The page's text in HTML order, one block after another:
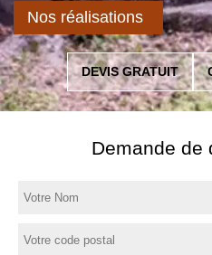
Nos réalisations
DEVIS GRATUIT
Demande de